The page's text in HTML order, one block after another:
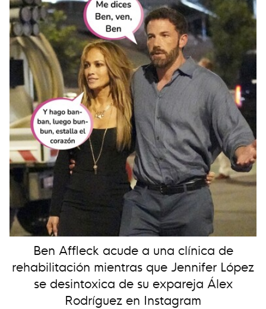
Ben Affleck acude a una clínica de
rehabilitación mientras que Jennifer López
se desintoxica de su expareja Álex
Rodríguez en Instagram